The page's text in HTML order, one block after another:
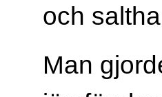
och
Man